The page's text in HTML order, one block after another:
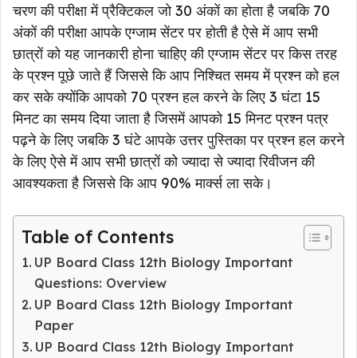
चरण की परीक्षा में प्रैक्टिकल जो 30 अंकों का होता है जबकि 70
अंकों की परीक्षा आपके एग्जाम सेंटर पर होती है ऐसे में आप सभी
छात्रों को यह जानकारी होना चाहिए की एग्जाम सेंटर पर किस तरह
के प्रश्न पूछे जाते हैं जिससे कि आप निश्चित समय में प्रश्न को हल
कर सके क्योंकि आपको 70 प्रश्न हल करने के लिए 3 घंटा 15
मिनट का समय दिया जाता है जिसमें आपको 15 मिनट प्रश्न पत्र
पढ़ने के लिए जबकि 3 घंटे आपके उत्तर पुस्तिका पर प्रश्न हल करने
के लिए ऐसे में आप सभी छात्रों को ज्यादा से ज्यादा रिवीजन की
आवश्यकता है जिससे कि आप 90% मार्क्स ला सके।
Table of Contents
UP Board Class 12th Biology Important
Questions: Overview
UP Board Class 12th Biology Important
Paper
UP Board Class 12th Biology Important